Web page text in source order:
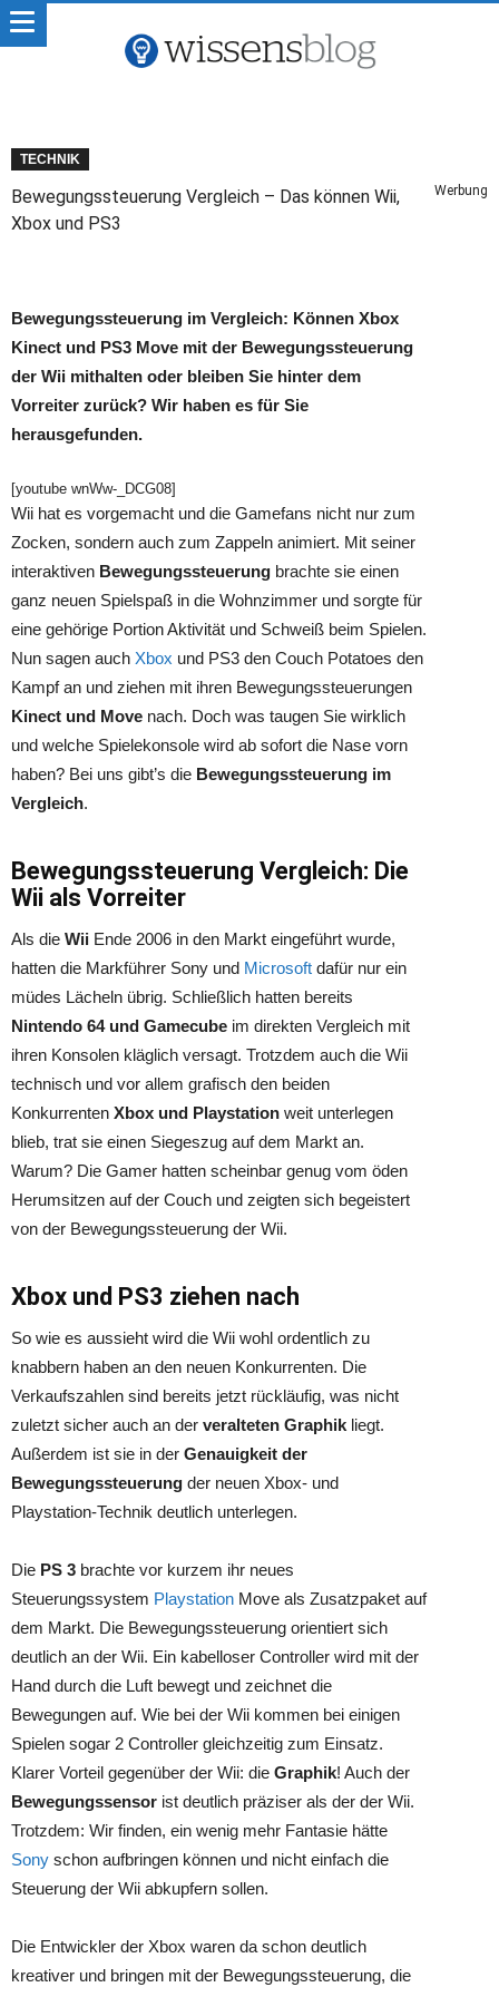
TECHNIK
Bewegungssteuerung Vergleich – Das können Wii,
Xbox und PS3
Werbung
Bewegungssteuerung im Vergleich: Können Xbox
Kinect und PS3 Move mit der Bewegungssteuerung
der Wii mithalten oder bleiben Sie hinter dem
Vorreiter zurück? Wir haben es für Sie
herausgefunden.
[youtube wnWw-_DCG08]
Wii hat es vorgemacht und die Gamefans nicht nur zum
Zocken, sondern auch zum Zappeln animiert. Mit seiner
interaktiven Bewegungssteuerung brachte sie einen
ganz neuen Spielspaß in die Wohnzimmer und sorgte für
eine gehörige Portion Aktivität und Schweiß beim Spielen.
Nun sagen auch Xbox und PS3 den Couch Potatoes den
Kampf an und ziehen mit ihren Bewegungssteuerungen
Kinect und Move nach. Doch was taugen Sie wirklich
und welche Spielekonsole wird ab sofort die Nase vorn
haben? Bei uns gibt’s die Bewegungssteuerung im
Vergleich.
Bewegungssteuerung Vergleich: Die
Wii als Vorreiter
Als die Wii Ende 2006 in den Markt eingeführt wurde,
hatten die Markführer Sony und Microsoft dafür nur ein
müdes Lächeln übrig. Schließlich hatten bereits
Nintendo 64 und Gamecube im direkten Vergleich mit
ihren Konsolen kläglich versagt. Trotzdem auch die Wii
technisch und vor allem grafisch den beiden
Konkurrenten Xbox und Playstation weit unterlegen
blieb, trat sie einen Siegeszug auf dem Markt an.
Warum? Die Gamer hatten scheinbar genug vom öden
Herumsitzen auf der Couch und zeigten sich begeistert
von der Bewegungssteuerung der Wii.
Xbox und PS3 ziehen nach
So wie es aussieht wird die Wii wohl ordentlich zu
knabbern haben an den neuen Konkurrenten. Die
Verkaufszahlen sind bereits jetzt rückläufig, was nicht
zuletzt sicher auch an der veralteten Graphik liegt.
Außerdem ist sie in der Genauigkeit der
Bewegungssteuerung der neuen Xbox- und
Playstation-Technik deutlich unterlegen.
Die PS 3 brachte vor kurzem ihr neues
Steuerungssystem Playstation Move als Zusatzpaket auf
dem Markt. Die Bewegungssteuerung orientiert sich
deutlich an der Wii. Ein kabelloser Controller wird mit der
Hand durch die Luft bewegt und zeichnet die
Bewegungen auf. Wie bei der Wii kommen bei einigen
Spielen sogar 2 Controller gleichzeitig zum Einsatz.
Klarer Vorteil gegenüber der Wii: die Graphik! Auch der
Bewegungssensor ist deutlich präziser als der der Wii.
Trotzdem: Wir finden, ein wenig mehr Fantasie hätte
Sony schon aufbringen können und nicht einfach die
Steuerung der Wii abkupfern sollen.
Die Entwickler der Xbox waren da schon deutlich
kreativer und bringen mit der Bewegungssteuerung, die